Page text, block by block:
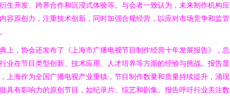
生开发、跨界合作和沉浸式体验等。与会者一致认为，未来制作机构
容原创力，注重技术创新，同时加强合规经营，以应对市场竞争和监
上，协会还发布了《上海市广播电视节目制作经营十年发展报告》，
业在节目类型创新、技术应用、人才培养等方面的经验与挑战。报告显
上海作为全国广播电视产业重镇，节目制作数量和质量持续提升，涌
具有影响力的原创节目，如纪录片、综艺和剧集。报告呼吁行业关注